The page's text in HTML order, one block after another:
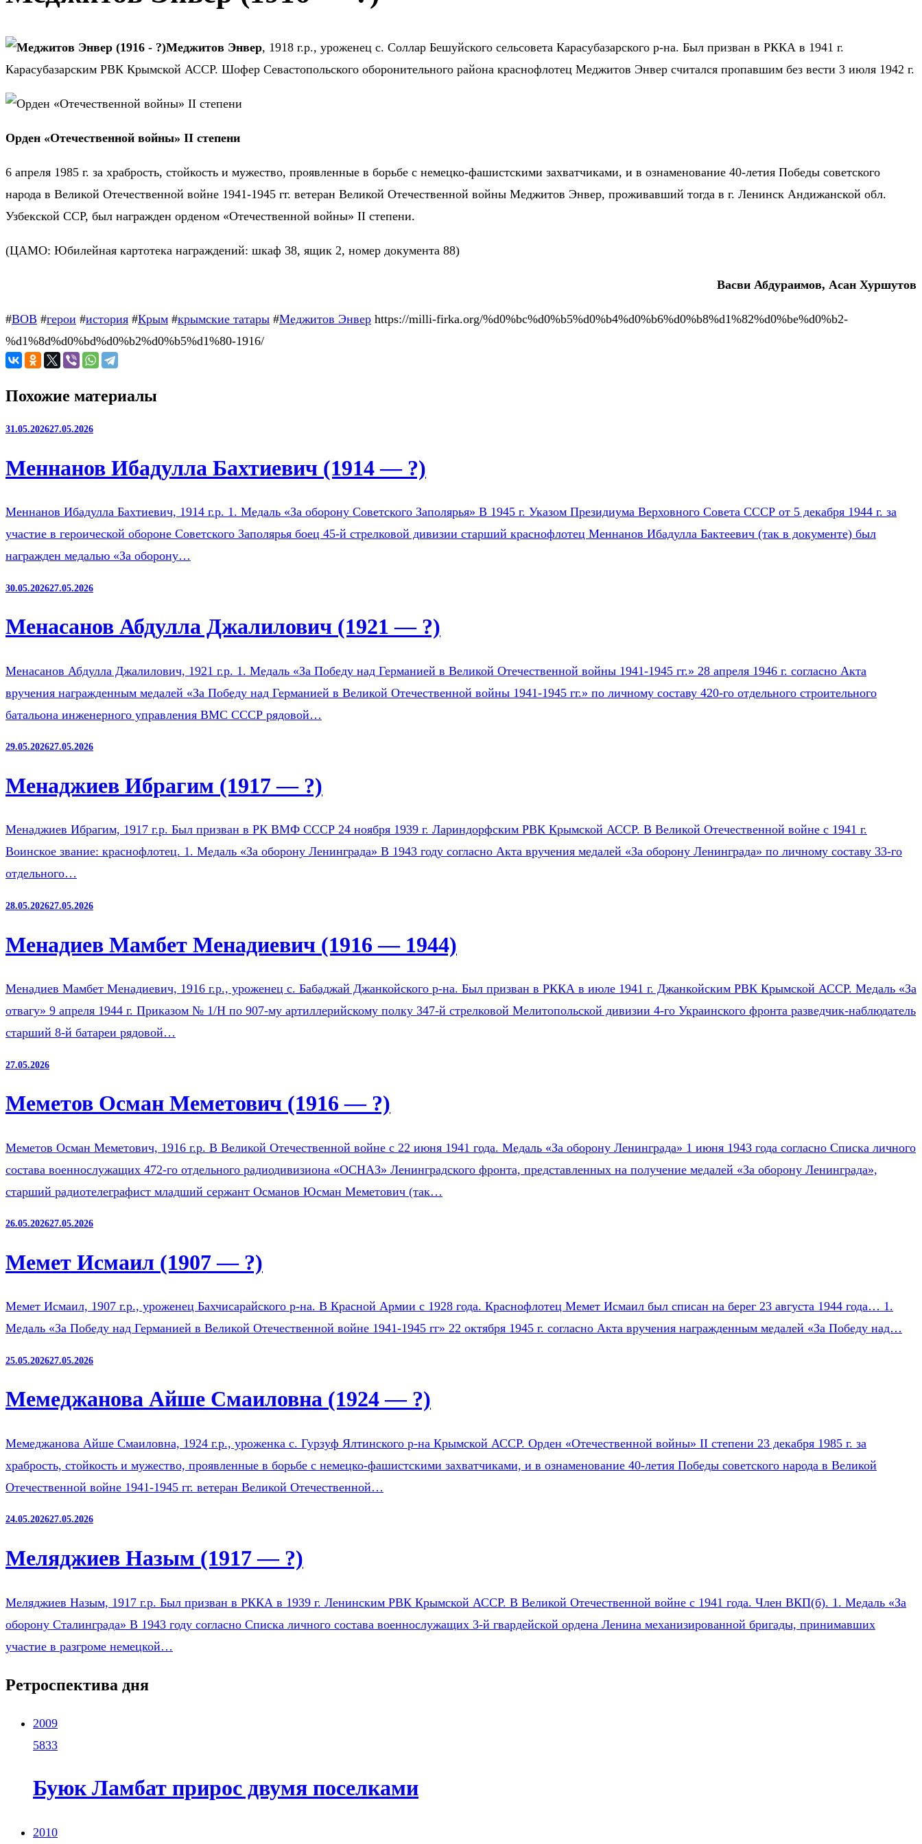
Меджитов Энвер, 1918 г.р., уроженец с. Соллар Бешуйского сельсовета Карасубазарского р-на. Был призван в РККА в 1941 г.
Карасубазарским РВК Крымской АССР. Шофер Севастопольского оборонительного района краснофлотец Меджитов Энвер считался пропавшим без вести 3 июля 1942 г.
Орден «Отечественной войны» II степени
6 апреля 1985 г. за храбрость, стойкость и мужество, проявленные в борьбе с немецко-фашистскими захватчиками, и в ознаменование 40-летия Победы советского
народа в Великой Отечественной войне 1941-1945 гг. ветеран Великой Отечественной войны Меджитов Энвер, проживавший тогда в г. Ленинск Андижанской обл.
Узбекской ССР, был награжден орденом «Отечественной войны» II степени.
(ЦАМО: Юбилейная картотека награждений: шкаф 38, ящик 2, номер документа 88)
Васви Абдураимов, Асан Хуршутов
#ВОВ #герои #история #Крым #крымские татары #Меджитов Энвер https://milli-firka.org/%d0%bc%d0%b5%d0%b4%d0%b6%d0%b8%d1%82%d0%be%d0%b2-
%d1%8d%d0%bd%d0%b2%d0%b5%d1%80-1916/
Похожие материалы
31.05.202627.05.2026
Меннанов Ибадулла Бахтиевич (1914 — ?)
Меннанов Ибадулла Бахтиевич, 1914 г.р. 1. Медаль «За оборону Советского Заполярья» В 1945 г. Указом Президиума Верховного Совета СССР от 5 декабря 1944 г. за
участие в героической обороне Советского Заполярья боец 45-й стрелковой дивизии старший краснофлотец Меннанов Ибадулла Бактеевич (так в документе) был
награжден медалью «За оборону…
30.05.202627.05.2026
Менасанов Абдулла Джалилович (1921 — ?)
Менасанов Абдулла Джалилович, 1921 г.р. 1. Медаль «За Победу над Германией в Великой Отечественной войны 1941-1945 гг.» 28 апреля 1946 г. согласно Акта
вручения награжденным медалей «За Победу над Германией в Великой Отечественной войны 1941-1945 гг.» по личному составу 420-го отдельного строительного
батальона инженерного управления ВМС СССР рядовой…
29.05.202627.05.2026
Менаджиев Ибрагим (1917 — ?)
Менаджиев Ибрагим, 1917 г.р. Был призван в РК ВМФ СССР 24 ноября 1939 г. Лариндорфским РВК Крымской АССР. В Великой Отечественной войне с 1941 г.
Воинское звание: краснофлотец. 1. Медаль «За оборону Ленинграда» В 1943 году согласно Акта вручения медалей «За оборону Ленинграда» по личному составу 33-го
отдельного…
28.05.202627.05.2026
Менадиев Мамбет Менадиевич (1916 — 1944)
Менадиев Мамбет Менадиевич, 1916 г.р., уроженец с. Бабаджай Джанкойского р-на. Был призван в РККА в июле 1941 г. Джанкойским РВК Крымской АССР. Медаль «За
отвагу» 9 апреля 1944 г. Приказом № 1/Н по 907-му артиллерийскому полку 347-й стрелковой Мелитопольской дивизии 4-го Украинского фронта разведчик-наблюдатель
старший 8-й батареи рядовой…
27.05.2026
Меметов Осман Меметович (1916 — ?)
Меметов Осман Меметович, 1916 г.р. В Великой Отечественной войне с 22 июня 1941 года. Медаль «За оборону Ленинграда» 1 июня 1943 года согласно Списка личного
состава военнослужащих 472-го отдельного радиодивизиона «ОСНАЗ» Ленинградского фронта, представленных на получение медалей «За оборону Ленинграда»,
старший радиотелеграфист младший сержант Османов Юсман Меметович (так…
26.05.202627.05.2026
Мемет Исмаил (1907 — ?)
Мемет Исмаил, 1907 г.р., уроженец Бахчисарайского р-на. В Красной Армии с 1928 года. Краснофлотец Мемет Исмаил был списан на берег 23 августа 1944 года… 1.
Медаль «За Победу над Германией в Великой Отечественной войне 1941-1945 гг» 22 октября 1945 г. согласно Акта вручения награжденным медалей «За Победу над…
25.05.202627.05.2026
Мемеджанова Айше Смаиловна (1924 — ?)
Мемеджанова Айше Смаиловна, 1924 г.р., уроженка с. Гурзуф Ялтинского р-на Крымской АССР. Орден «Отечественной войны» II степени 23 декабря 1985 г. за
храбрость, стойкость и мужество, проявленные в борьбе с немецко-фашистскими захватчиками, и в ознаменование 40-летия Победы советского народа в Великой
Отечественной войне 1941-1945 гг. ветеран Великой Отечественной…
24.05.202627.05.2026
Меляджиев Назым (1917 — ?)
Меляджиев Назым, 1917 г.р. Был призван в РККА в 1939 г. Ленинским РВК Крымской АССР. В Великой Отечественной войне с 1941 года. Член ВКП(б). 1. Медаль «За
оборону Сталинграда» В 1943 году согласно Списка личного состава военнослужащих 3-й гвардейской ордена Ленина механизированной бригады, принимавших
участие в разгроме немецкой…
Ретроспектива дня
2009
5833
Буюк Ламбат прирос двумя поселками
2010